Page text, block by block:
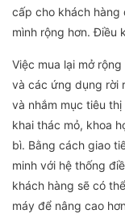
cấp cho khách hàng
mình rộng hơn. Điều
Việc mua lại mở
và các ứng dụng rời
và nhắm mục tiêu
khai thác mỏ, khoa
bì. Bằng cách giao
minh với hệ thống
khách hàng sẽ có
máy để nâng cao